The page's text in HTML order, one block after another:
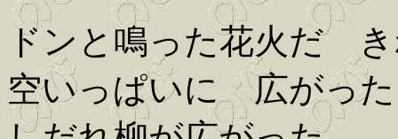
ドンと鳴った花火だ
空いっぱいに 広がった